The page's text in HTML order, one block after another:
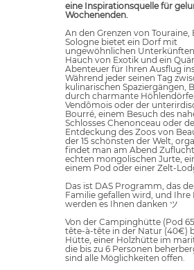
eine Inspirationsquelle für
Wochenenden.
An den Grenzen von Touraine,
Sologne bietet ein Dorf mit
ungewöhnlichen
Hauch von Exotik und ein
Abenteuer für Ihren Ausflug
Während jeder seinen Tag
kulinarischen Spaziergängen,
durch charmante
Vendômois oder der
Bourré, einem Besuch des
Schlosses Chenonceau oder
Entdeckung des Zoos von
der 15 schönsten der Welt,
findet man am Abend
echten mongolischen Jurte,
einem Pod oder einer Zelt-
Das ist DAS Programm, das
Familie gefallen wird, und Ihre
werden es Ihnen danken ツ
Von der Campinghütte (Pod
tête-à-tête in der Natur (40€)
Hütte, einer Holzhütte im
die bis zu 6 Personen
sind alle Möglichkeiten offen.